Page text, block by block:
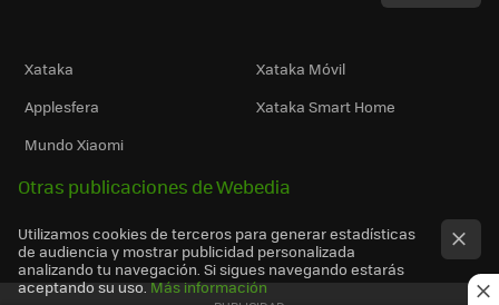
Xataka
Xataka Móvil
Applesfera
Xataka Smart Home
Mundo Xiaomi
Otras publicaciones de Webedia
Utilizamos cookies de terceros para generar estadísticas
de audiencia y mostrar publicidad personalizada
analizando tu navegación. Si sigues navegando estarás
aceptando su uso. Más información